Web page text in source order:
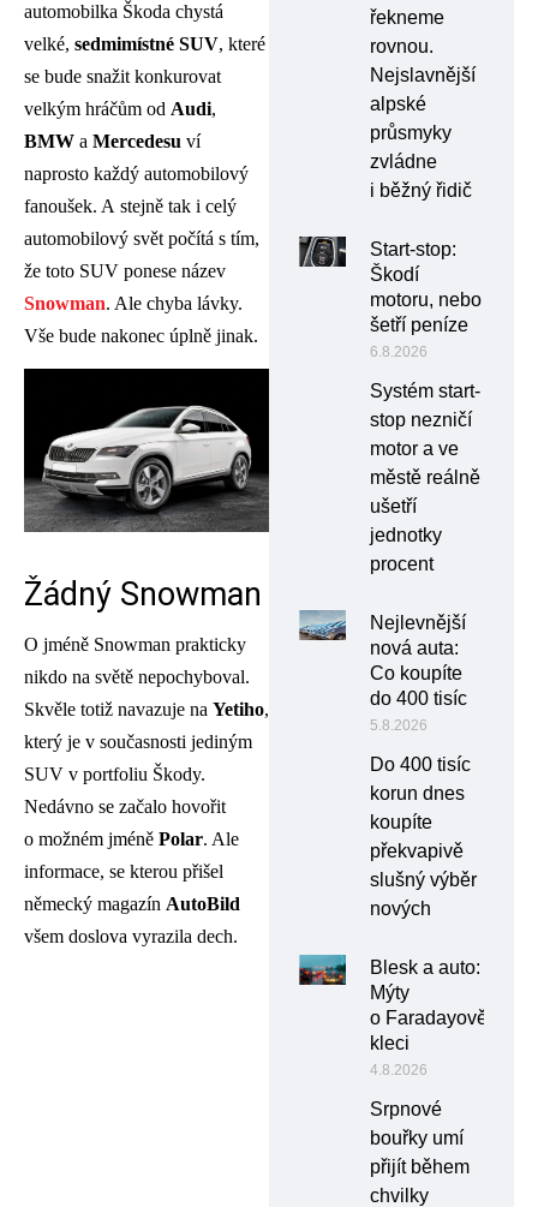
automobilka Škoda chystá
velké, sedmimístné SUV, které
se bude snažit konkurovat
velkým hráčům od Audi,
BMW a Mercedesu ví
naprosto každý automobilový
fanoušek. A stejně tak i celý
automobilový svět počítá s tím,
že toto SUV ponese název
Snowman. Ale chyba lávky.
Vše bude nakonec úplně jinak.
Žádný Snowman
O jméně Snowman prakticky
nikdo na světě nepochyboval.
Skvěle totiž navazuje na Yetiho,
který je v současnosti jediným
SUV v portfoliu Škody.
Nedávno se začalo hovořit
o možném jméně Polar. Ale
informace, se kterou přišel
německý magazín AutoBild
všem doslova vyrazila dech.
řekneme
rovnou.
Nejslavnější
alpské
průsmyky
zvládne
i běžný řidič
Start-stop:
Škodí
motoru, nebo
šetří peníze
6.8.2026
Systém start-
stop nezničí
motor a ve
městě reálně
ušetří
jednotky
procent
Nejlevnější
nová auta:
Co koupíte
do 400 tisíc
5.8.2026
Do 400 tisíc
korun dnes
koupíte
překvapivě
slušný výběr
nových
Blesk a auto:
Mýty
o Faradayově
kleci
4.8.2026
Srpnové
bouřky umí
přijít během
chvilky